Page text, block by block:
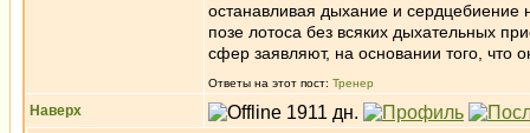
останавливая дыхание и сердцебиение
позе лотоса без всяких дыхательных
сфер заявляют, на основании того, что
Ответы на этот пост: Тренер
Наверх